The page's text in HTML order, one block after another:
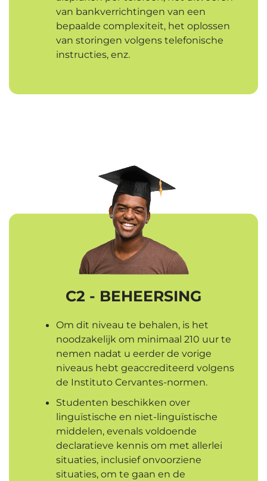
van bankverrichtingen van een
bepaalde complexiteit, het oplossen
van storingen volgens telefonische
instructies, enz.
C2 - BEHEERSING
Om dit niveau te behalen, is het
noodzakelijk om minimaal 210 uur te
nemen nadat u eerder de vorige
niveaus hebt geaccrediteerd volgens
de Instituto Cervantes-normen.
Studenten beschikken over
linguïstische en niet-linguïstische
middelen, evenals voldoende
declaratieve kennis om met allerlei
situaties, inclusief onvoorziene
situaties, om te gaan en de